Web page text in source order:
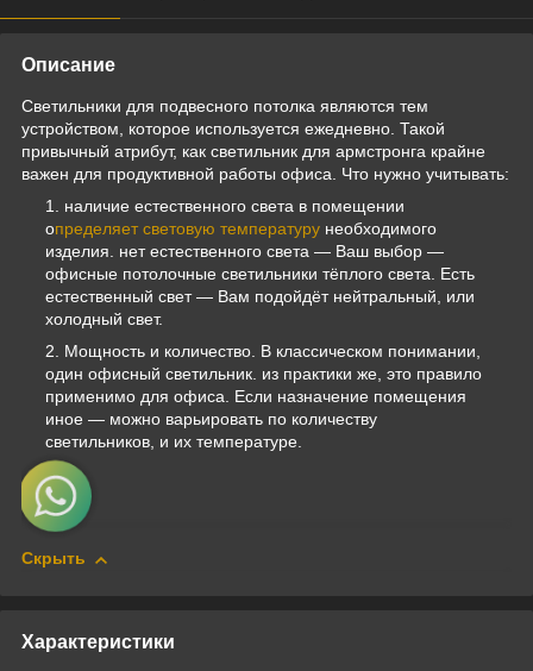
Описание
Светильники для подвесного потолка являются тем
устройством, которое используется ежедневно. Такой
привычный атрибут, как светильник для армстронга крайне
важен для продуктивной работы офиса. Что нужно учитывать:
наличие естественного света в помещении
определяет световую температуру необходимого
изделия. нет естественного света — Ваш выбор —
офисные потолочные светильники тёплого света. Есть
естественный свет — Вам подойдёт нейтральный, или
холодный свет.
Мощность и количество. В классическом понимании,
один офисный светильник. из практики же, это правило
применимо для офиса. Если назначение помещения
иное — можно варьировать по количеству
светильников, и их температуре.
Скрыть
Характеристики